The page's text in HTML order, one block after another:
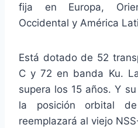
fija en Europa,
Occidental y América
Está dotado de 52
C y 72 en banda Ku.
supera los 15 años. Y
la posición orbital
reemplazará al viejo